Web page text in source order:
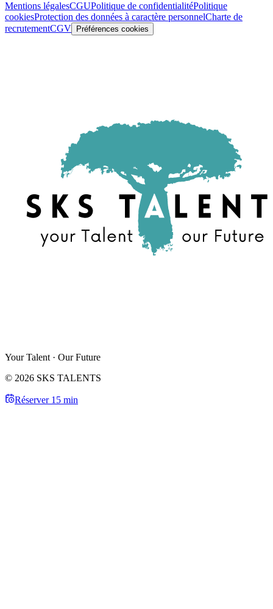
Mentions légalesCGUPolitique de confidentialitéPolitique
cookiesProtection des données à caractère personnelCharte de
recrutementCGV Préférences cookies
Your Talent · Our Future
© 2026 SKS TALENTS
Réserver 15 min